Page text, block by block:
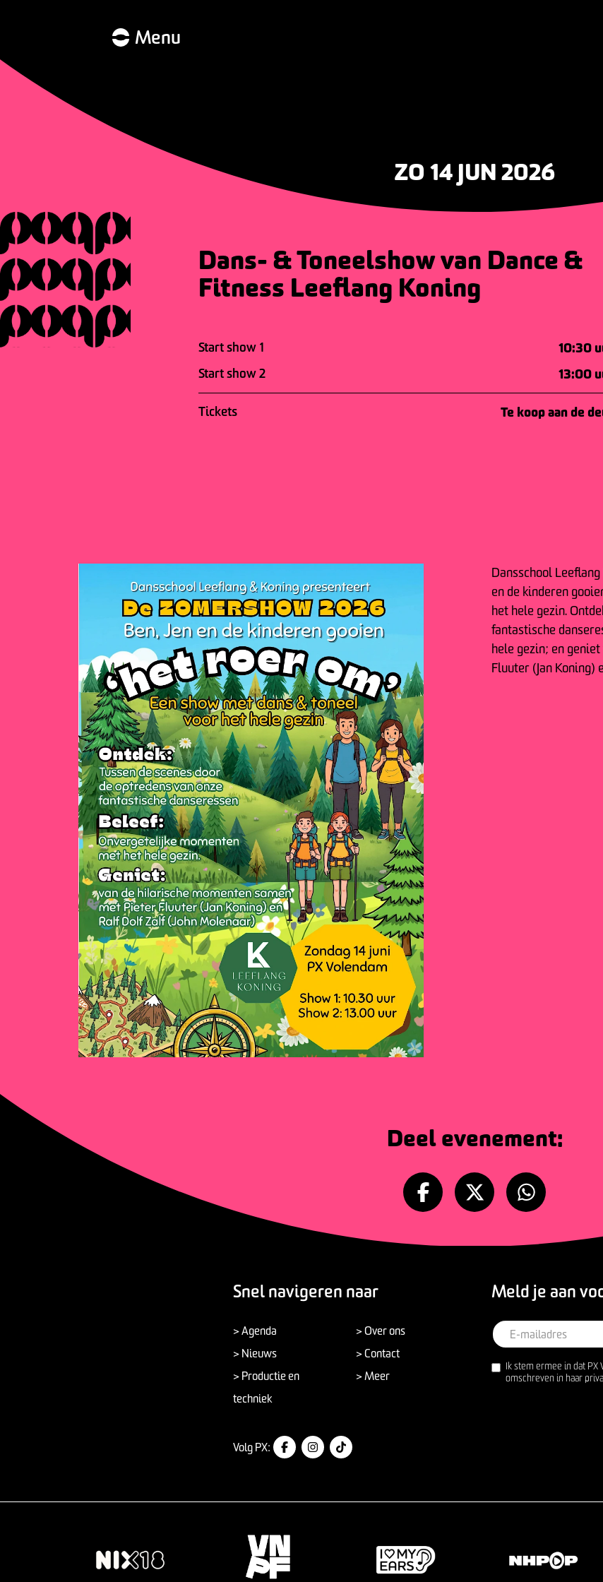
Menu
ZO 14 JUN 2026
Dans- & Toneelshow van Dance &
Fitness Leeflang Koning
Start show 1
10:30
Start show 2
13:00
Tickets Te koop aan de
Dansschool
en de kinderen
het hele gezin.
fantastische
hele gezin; en
Fluuter (Jan Koning)
Deel evenement:
Snel navigeren naar
> Agenda
> Nieuws
> Productie en
techniek
> Over ons
> Contact
> Meer
Volg PX:
Meld je aan
Ik stem ermee in dat PX
omschreven in haar